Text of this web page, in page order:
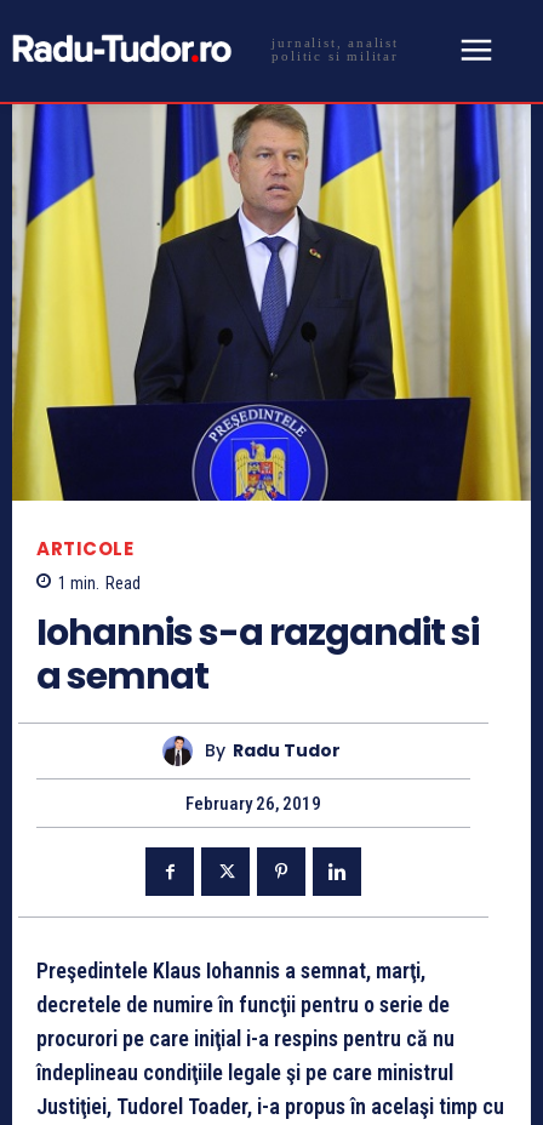
jurnalist, analist
politic si militar
ARTICOLE
1 min. Read
Iohannis s-a razgandit si
a semnat
By Radu Tudor
February 26, 2019
Preşedintele Klaus Iohannis a semnat, marţi,
decretele de numire în funcţii pentru o serie de
procurori pe care iniţial i-a respins pentru că nu
îndeplineau condiţiile legale şi pe care ministrul
Justiţiei, Tudorel Toader, i-a propus în acelaşi timp cu